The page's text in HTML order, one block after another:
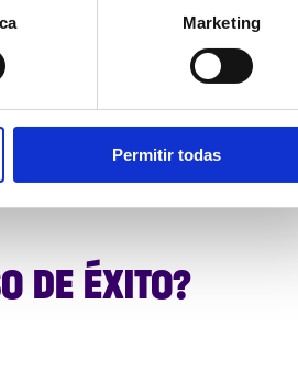
Marketing
Permitir todas
DE ÉXITO?